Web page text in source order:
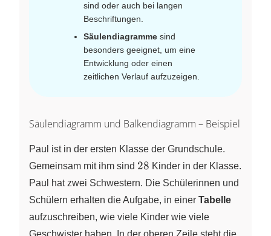
sind oder auch bei langen
Beschriftungen.
Säulendiagramme sind
besonders geeignet, um eine
Entwicklung oder einen
zeitlichen Verlauf aufzuzeigen.
Säulendiagramm und Balkendiagramm – Beispiel
Paul ist in der ersten Klasse der Grundschule.
Gemeinsam mit ihm sind 28
28 Kinder in der Klasse.
Paul hat zwei Schwestern. Die Schülerinnen und
Schülern erhalten die Aufgabe, in einer Tabelle
aufzuschreiben, wie viele Kinder wie viele